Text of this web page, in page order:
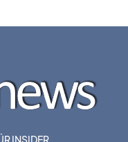
INSIDER